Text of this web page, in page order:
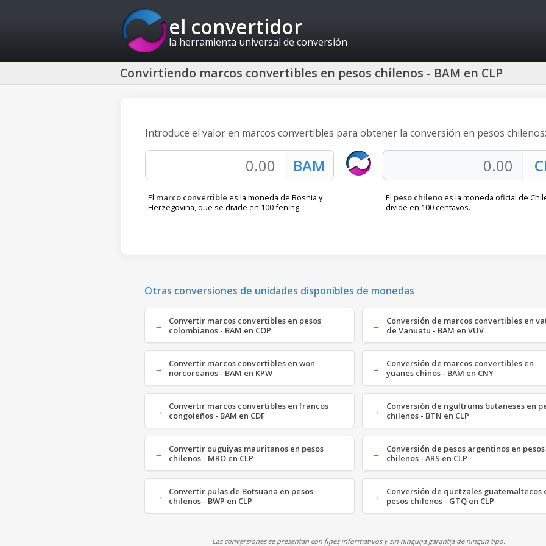
el convertidor
la herramienta universal de conversión
Convirtiendo marcos convertibles en pesos chilenos - BAM en CLP
Introduce el valor en marcos convertibles para obtener la conversión en pesos chilenos:
El marco convertible es la moneda de Bosnia y
Herzegovina, que se divide en 100 fening.
El peso chilenoes la moneda oficial de
divide en 100 centavos.
Otras conversiones de unidades disponibles de monedas
Convertir marcos convertibles en pesos
colombianos - BAM en COP
Conversión de marcos convertibles en
de Vanuatu - BAM en VUV
Convertir marcos convertibles en won
norcoreanos - BAM en KPW
Conversión de marcos convertibles en
yuanes chinos - BAM en CNY
Convertir marcos convertibles en francos
congoleños - BAM en CDF
Conversión de ngultrums butaneses en
chilenos - BTN en CLP
Convertir ouguiyas mauritanos en pesos
chilenos - MRO en CLP
Conversión de pesos argentinos en pesos
chilenos - ARS en CLP
Convertir pulas de Botsuana en pesos
chilenos - BWP en CLP
Conversión de quetzales guatemaltecos
pesos chilenos - GTQ en CLP
Las conversiones se presentan con fines informativos y sin ninguna garantía de ningún tipo.